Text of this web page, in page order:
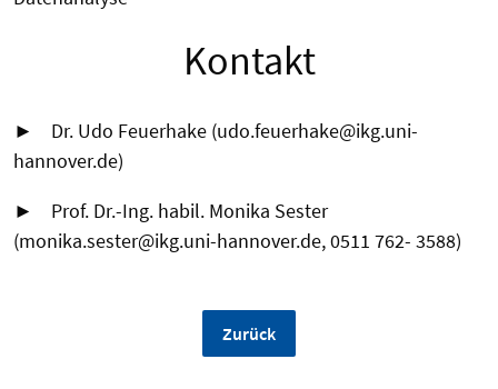
Kontakt
► Dr. Udo Feuerhake (udo.feuerhake@ikg.uni-
hannover.de)
► Prof. Dr.-Ing. habil. Monika Sester
(monika.sester@ikg.uni-hannover.de, 0511 762- 3588)
Zurück